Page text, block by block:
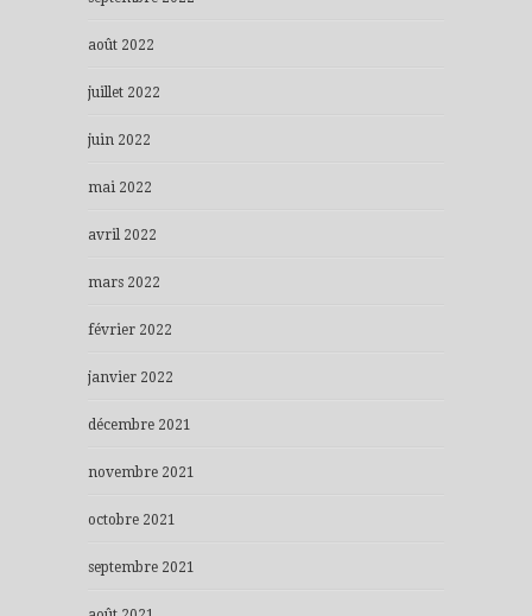
août 2022
juillet 2022
juin 2022
mai 2022
avril 2022
mars 2022
février 2022
janvier 2022
décembre 2021
novembre 2021
octobre 2021
septembre 2021